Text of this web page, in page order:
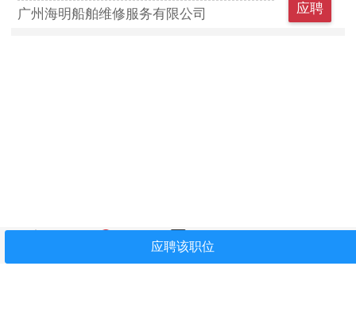
广州海明船舶维修服务有限公司
应聘
简历中心